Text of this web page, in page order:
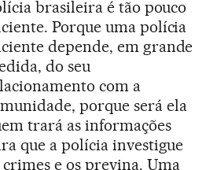
brasileira é tão pouco
Porque uma polícia
depende, em grande
do seu
com a
porque será ela
trará as informações
que a polícia investigue
crimes e os previna. Uma